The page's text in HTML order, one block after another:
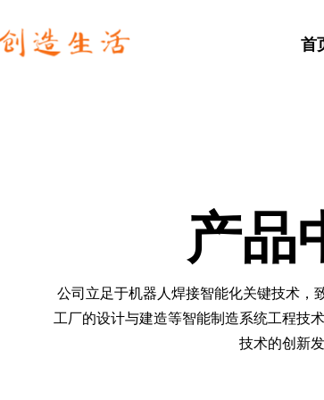
首
公司立足于机器人焊接智能化关键技术，
工厂的设计与建造等智能制造系统工程技
技术的创新发
产品